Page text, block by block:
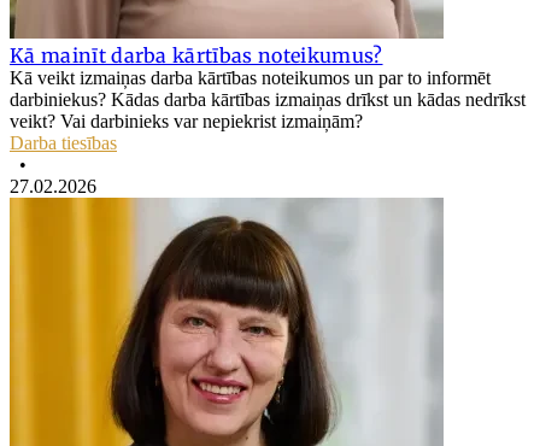
Kā mainīt darba kārtības noteikumus?
Kā veikt izmaiņas darba kārtības noteikumos un par to informēt
darbiniekus? Kādas darba kārtības izmaiņas drīkst un kādas nedrīkst
veikt? Vai darbinieks var nepiekrist izmaiņām?
Darba tiesības
•
27.02.2026